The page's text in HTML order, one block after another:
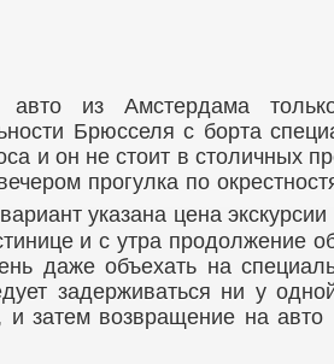
авто из Амстердама
Брюсселя с борта
и он не стоит в столичных
прогулка по
указана цена
и с утра продолжение
даже объехать на
задерживаться ни у
и затем возвращение на